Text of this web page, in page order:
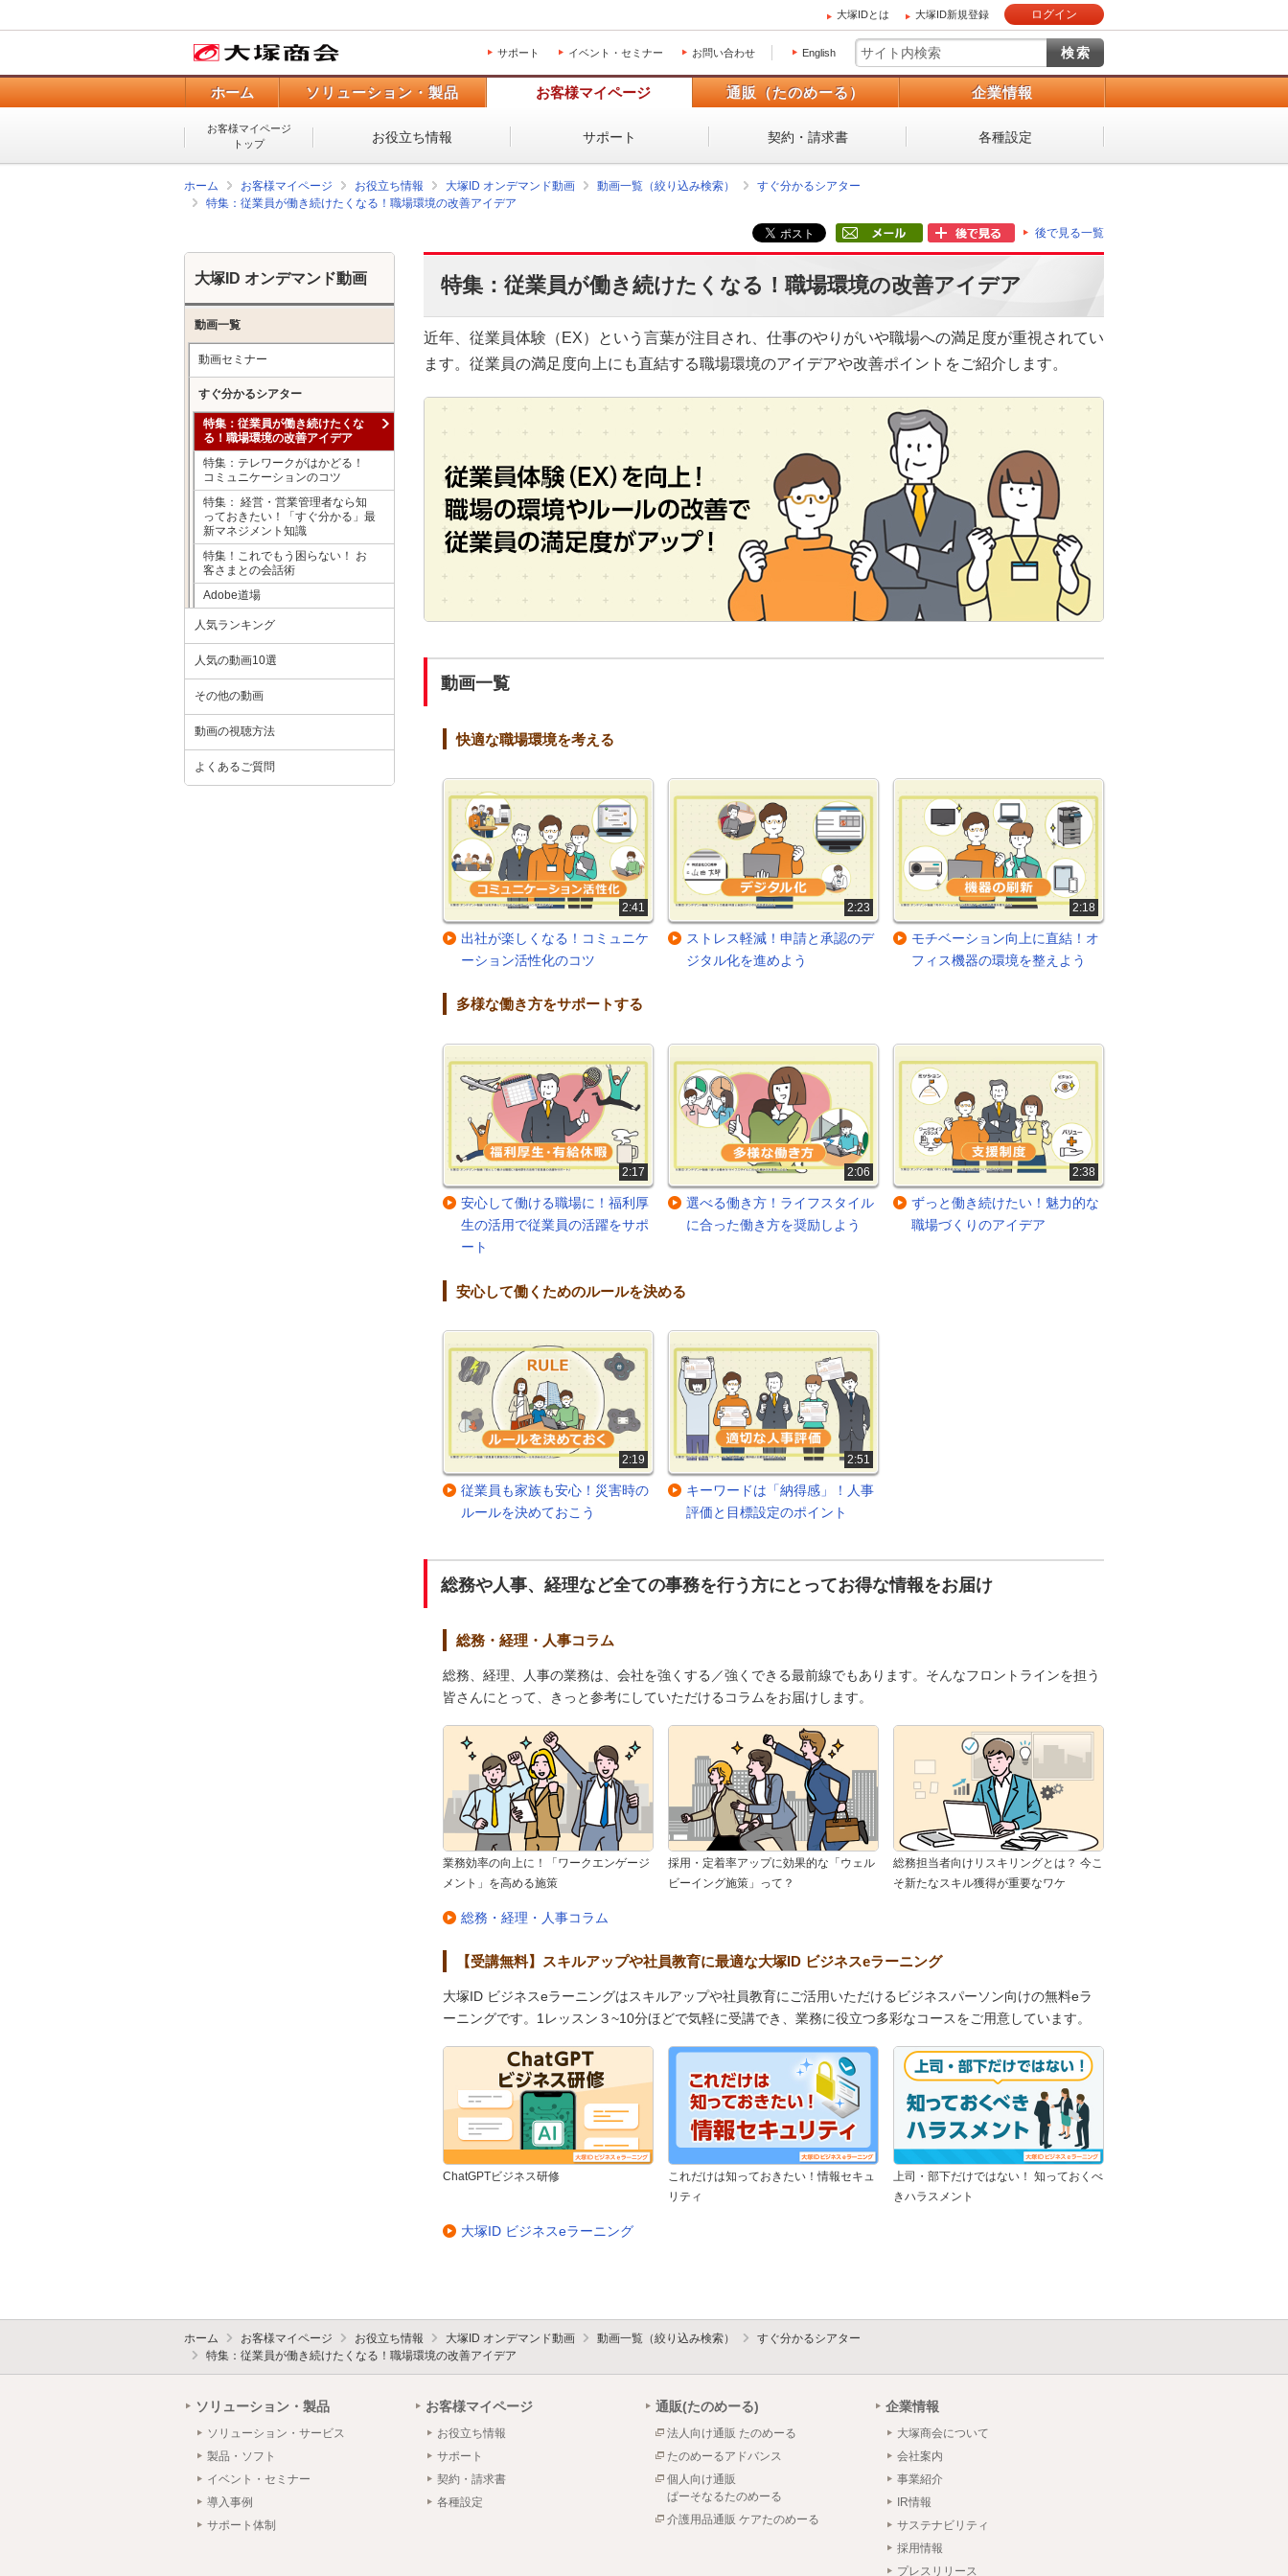
大塚IDとは 大塚ID新規登録 ログイン
サポート イベント・セミナー お問い合わせ English
ホーム ソリューション・製品 お客様マイページ 通販（たのめーる） 企業情報
お客様マイページ
トップ
お役立ち情報 サポート 契約・請求書 各種設定
ホーム お客様マイページ お役立ち情報 大塚ID オンデマンド動画 動画一覧（絞り込み検索）
すぐ分かるシアター
特集：従業員が働き続けたくなる！職場環境の改善アイデア
後で見る一覧
特集：従業員が働き続けたくなる！職場環境の改善アイデア
近年、従業員体験（EX）という言葉が注目され、仕事のやりがいや職場への満足度が重視されてい
ます。従業員の満足度向上にも直結する職場環境のアイデアや改善ポイントをご紹介します。
動画一覧
快適な職場環境を考える
2:41
出社が楽しくなる！コミュニケ
ーション活性化のコツ
2:23
ストレス軽減！申請と承認のデ
ジタル化を進めよう
2:18
モチベーション向上に直結！オ
フィス機器の環境を整えよう
多様な働き方をサポートする
2:17
安心して働ける職場に！福利厚
生の活用で従業員の活躍をサポ
ート
2:06
選べる働き方！ライフスタイル
に合った働き方を奨励しよう
2:38
ずっと働き続けたい！魅力的な
職場づくりのアイデア
安心して働くためのルールを決める
2:19
従業員も家族も安心！災害時の
ルールを決めておこう
2:51
キーワードは「納得感」！人事
評価と目標設定のポイント
総務や人事、経理など全ての事務を行う方にとってお得な情報をお届け
総務・経理・人事コラム
総務、経理、人事の業務は、会社を強くする／強くできる最前線でもあります。そんなフロントラインを担う
皆さんにとって、きっと参考にしていただけるコラムをお届けします。
業務効率の向上に！「ワークエンゲージ
メント」を高める施策
採用・定着率アップに効果的な「ウェル
ビーイング施策」って？
総務担当者向けリスキリングとは？ 今こ
そ新たなスキル獲得が重要なワケ
総務・経理・人事コラム
【受講無料】スキルアップや社員教育に最適な大塚ID ビジネスeラーニング
大塚ID ビジネスeラーニングはスキルアップや社員教育にご活用いただけるビジネスパーソン向けの無料eラ
ーニングです。1レッスン３~10分ほどで気軽に受講でき、業務に役立つ多彩なコースをご用意しています。
ChatGPTビジネス研修
これだけは知っておきたい！情報セキュ
リティ
上司・部下だけではない！ 知っておくべ
きハラスメント
大塚ID ビジネスeラーニング
大塚ID オンデマンド動画
動画一覧
動画セミナー
すぐ分かるシアター
特集：従業員が働き続けたくな
る！職場環境の改善アイデア
特集：テレワークがはかどる！
コミュニケーションのコツ
特集： 経営・営業管理者なら知
っておきたい！「すぐ分かる」最
新マネジメント知識
特集！これでもう困らない！ お
客さまとの会話術
Adobe道場
人気ランキング
人気の動画10選
その他の動画
動画の視聴方法
よくあるご質問
ホーム お客様マイページ お役立ち情報 大塚ID オンデマンド動画 動画一覧（絞り込み検索）
すぐ分かるシアター
特集：従業員が働き続けたくなる！職場環境の改善アイデア
ソリューション・製品
ソリューション・サービス
製品・ソフト
イベント・セミナー
導入事例
サポート体制
お客様マイページ
お役立ち情報
サポート
契約・請求書
各種設定
通販(たのめーる)
法人向け通販 たのめーる
たのめーるアドバンス
個人向け通販
ぱーそなるたのめーる
介護用品通販 ケアたのめーる
企業情報
大塚商会について
会社案内
事業紹介
IR情報
サステナビリティ
採用情報
プレスリリース